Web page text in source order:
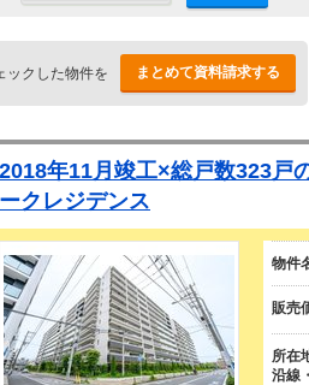
ックした物件を まとめて資料請求する
2018年11月竣工×総戸数323戸
ークレジデンス
物件
販売
所在
沿線